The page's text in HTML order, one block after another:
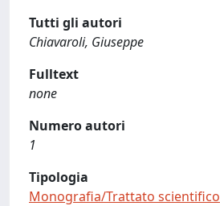
Tutti gli autori
Chiavaroli, Giuseppe
Fulltext
none
Numero autori
1
Tipologia
Monografia/Trattato scientifico